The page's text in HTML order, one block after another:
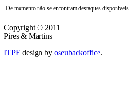
De momento não se encontram destaques disponiveis
Copyright © 2011
Pires & Martins
ITPE design by oseubackoffice.